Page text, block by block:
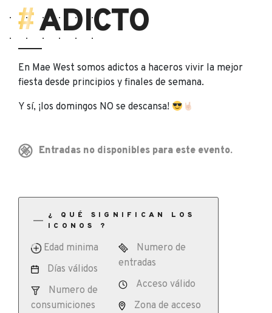
ADICTO
En Mae West somos adictos a haceros vivir la mejor
fiesta desde principios y finales de semana.
Y sí, ¡los domingos NO se descansa!
Entradas no disponibles para este evento.
¿ QUÉ SIGNIFICAN LOS
ICONOS ?
Edad minima
Días válidos
Numero de
consumiciones
Numero de
entradas
Acceso válido
Zona de acceso